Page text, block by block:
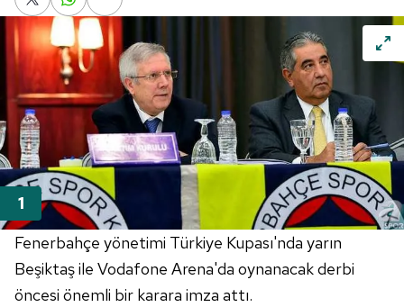
Fenerbahçe yönetimi Türkiye Kupası'nda yarın
Beşiktaş ile Vodafone Arena'da oynanacak derbi
öncesi önemli bir karara imza attı.